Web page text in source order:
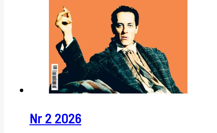
Nr 2 2026